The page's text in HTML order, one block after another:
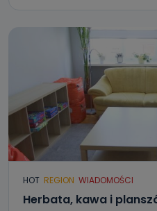
HOT REGION WIADOMOŚCI
Herbata, kawa i